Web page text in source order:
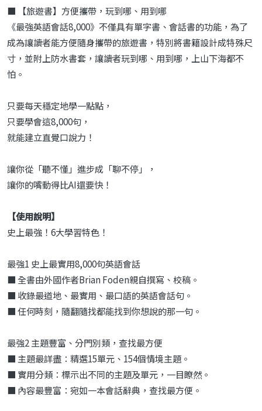
■ 【旅遊書】方便攜帶，玩到哪、用到哪
《最強英語會話8,000》不僅具有單字書、會話書的功能，為了
成為讓讀者能方便隨身攜帶的旅遊書，特別將書籍設計成特殊尺
寸，並附上防水書套，讓讀者玩到哪、用到哪，上山下海都不
怕。
只要每天穩定地學一點點，
只要學會這8,000句，
就能建立直覺口說力！
讓你從「聽不懂」進步成「聊不停」，
讓你的嘴動得比AI還要快！
【使用說明】
史上最強！6大學習特色！
最強1 史上最實用8,000句英語會話
■ 全書由外國作者Brian Foden親自撰寫、校稿。
■ 收錄最道地、最實用、最口語的英語會話句。
■ 任何時刻，隨翻隨找都能找到你想說的那一句。
最強2 主題豐富、分門別類，查找最方便
■ 主題最詳盡：精選15單元、154個情境主題。
■ 實用分類：標示出不同的主題及單元，一目瞭然。
■ 內容最豐富：宛如一本會話辭典，查找最方便。